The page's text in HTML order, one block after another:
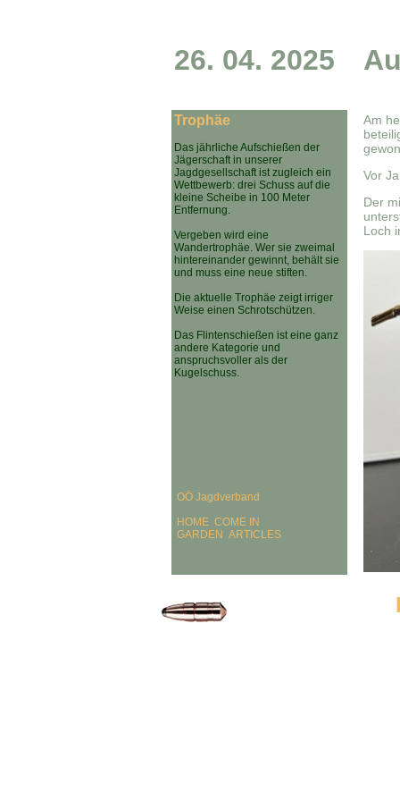
26. 04. 2025
Trophäe
Das jährliche Aufschießen der
Jägerschaft in unserer
Jagdgesellschaft ist zugleich ein
Wettbewerb: drei Schuss auf die
kleine Scheibe in 100 Meter
Entfernung.
Vergeben wird eine
Wandertrophäe. Wer sie zweimal
hintereinander gewinnt, behält sie
und muss eine neue stiften.
Die aktuelle Trophäe zeigt irriger
Weise einen Schrotschützen.
Das Flintenschießen ist eine ganz
andere Kategorie und
anspruchsvoller als der
Kugelschuss.
OÖ Jagdverband
HOME COME IN
GARDEN ARTICLES
Am
Vor
Der
Loch